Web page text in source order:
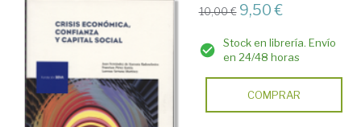
10,00 € 9,50 €
Stock en librería. Envío
en 24/48 horas
COMPRAR